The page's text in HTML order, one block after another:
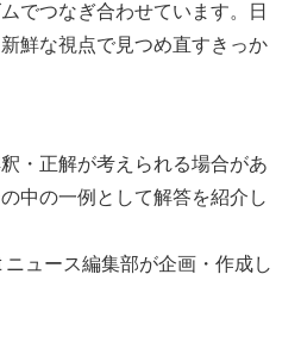
でつなぎ合わせています。日
鮮な視点で見つめ直すきっか
・正解が考えられる場合があ
中の一例として解答を紹介し
ュース編集部が企画・作成し